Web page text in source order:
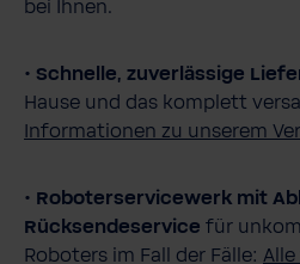
bei Ihnen.
• Schnelle, zuverlässige
Hause und das komplett
Informationen zu unserem
• Roboterservicewerk mit
Rücksendeservice für
Roboters im Fall der Fälle: